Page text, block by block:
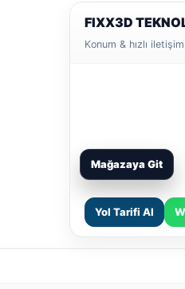
FIXX3D
Konum & hızlı iletişim
Mağazaya Git
Yol Tarifi Al